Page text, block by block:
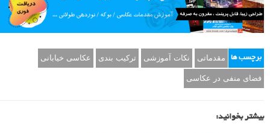
برچسب ها مقدماتی نکات آموزشی ترکیب بندی عکاسی خیابانی
فضای منفی در عکاسی
بیشتر بخوانید: